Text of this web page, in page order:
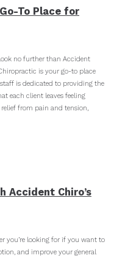
To Place for
no further than Accident
is your go-to place
is dedicated to providing the
each client leaves feeling
relief from pain and tension,
Accident Chiro’s
you’re looking for if you want to
and improve your general